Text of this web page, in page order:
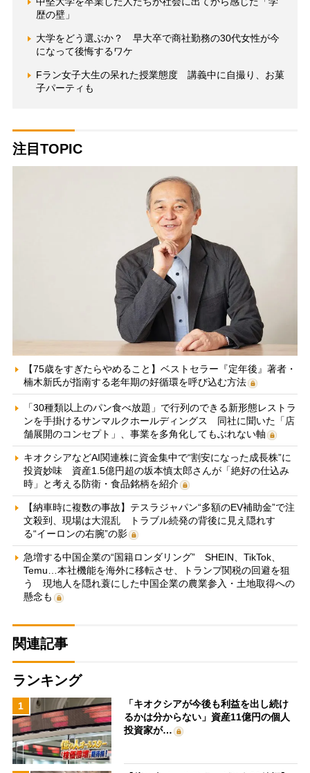
歴の壁」
大学をどう選ぶか？ 早大卒で商社勤務の30代女性が今
になって後悔するワケ
Fラン女子大生の呆れた授業態度 講義中に自撮り、お菓
子パーティも
注目TOPIC
【75歳をすぎたらやめること】ベストセラー『定年後』著者・
楠木新氏が指南する老年期の好循環を呼び込む方法
「30種類以上のパン食べ放題」で行列のできる新形態レストラ
ンを手掛けるサンマルクホールディングス 同社に聞いた「店
舗展開のコンセプト」、事業を多角化してもぶれない軸
キオクシアなどAI関連株に資金集中で“割安になった成長株”に
投資妙味 資産1.5億円超の坂本慎太郎さんが「絶好の仕込み
時」と考える防衛・食品銘柄を紹介
【納車時に複数の事故】テスラジャパン“多額のEV補助金”で注
文殺到、現場は大混乱 トラブル続発の背後に見え隠れす
る“イーロンの右腕”の影
急増する中国企業の“国籍ロンダリング” SHEIN、TikTok、
Temu…本社機能を海外に移転させ、トランプ関税の回避を狙
う 現地人を隠れ蓑にした中国企業の農業参入・土地取得への
懸念も
関連記事
ランキング
1
「キオクシアが今後も利益を出し続け
るかは分からない」資産11億円の個人
投資家が…